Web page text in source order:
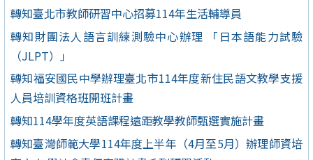
轉知臺北市教師研習中心招募114年生活輔導員
轉知財團法人語言訓練測驗中心辦理 「日本語能力試驗
（JLPT）」
轉知福安國民中學辦理臺北市114年度新住民語文教學支援
人員培訓資格班開班計畫
轉知114學年度英語課程遠距教學教師甄選實施計畫
轉知臺灣師範大學114年度上半年（4月至5月）辦理師資培